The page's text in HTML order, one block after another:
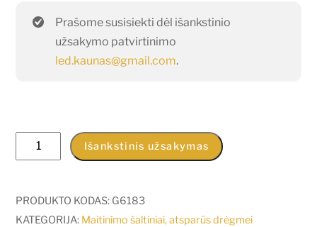
Prašome susisiekti dėl išankstinio
užsakymo patvirtinimo
led.kaunas@gmail.com.
produkto
kiekis:
LED
Maitinimo
Išankstinis užsakymas
PRODUKTO KODAS: G6183
KATEGORIJA: Maitinimo šaltiniai, atsparūs drėgmei